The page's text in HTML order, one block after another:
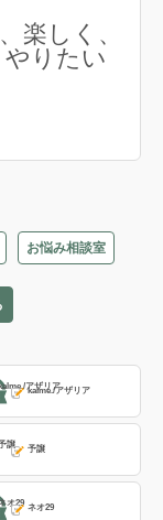
楽しく、
りたい
お悩み相談室
kalme./アザリア
予譲
ネオ29